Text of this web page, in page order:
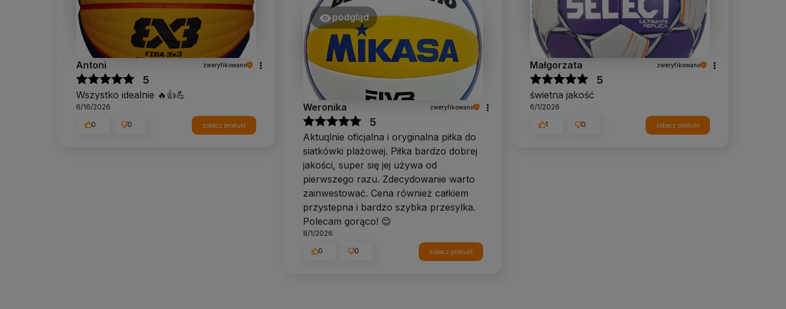
Antoni zweryfikowano
5
Wszystko idealnie 🔥👍️💪
6/16/2026
0 0 zobacz produkt
Małgorzata zweryfikowano
5
świetna jakość
6/1/2026
1 0 zobacz produkt
podgląd
Weronika zweryfikowano
5
Aktuqlnie oficjalna i oryginalna piłka do
siatkówki plażowej. Piłka bardzo dobrej
jakości, super się jej używa od
pierwszego razu. Zdecydowanie warto
zainwestować. Cena również całkiem
przystepna i bardzo szybka przesylka.
Polecam gorąco! 😊
8/1/2026
0 0 zobacz produkt